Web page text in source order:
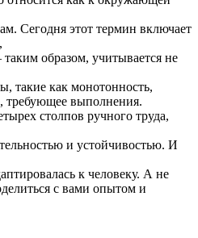
Сегодня этот термин включает
образом, учитывается не
такие как монотонность,
требующее выполнения.
столпов ручного труда,
и устойчивостью. И
к человеку. А не
с вами опытом и